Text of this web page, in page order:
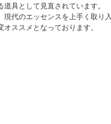
具として見直されています。
現代のエッセンスを上手く取り
ススメとなっております。